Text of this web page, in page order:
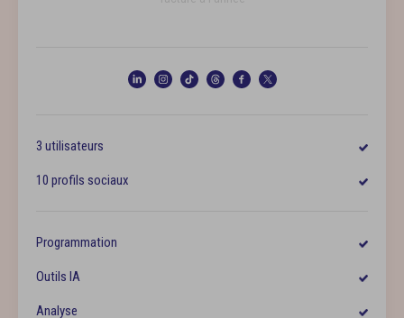
3 utilisateurs
10 profils sociaux
Programmation
Outils IA
Analyse